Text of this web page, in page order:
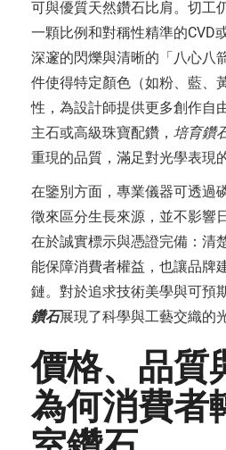
可與優質天然鑽石比肩。切工
一顆比例和對稱性精準的CVD
深邃的閃爍與清晰的「八心八
件使得特定顏色（如粉、藍、
性，為設計師提供更多創作自
主石或高級珠寶配鑽， 培育鑽
重現的品質，滿足對光學表現
在鑒別方面，專業儀器可透過
徵來區分生長來源，並不影響
在於誠實標示與憑證完備：清
能保障消費者權益，也讓品牌
鏈。對於追求技術美學與可預
鑽石展現了科學與工藝交織的
價格、品質
為何消費者